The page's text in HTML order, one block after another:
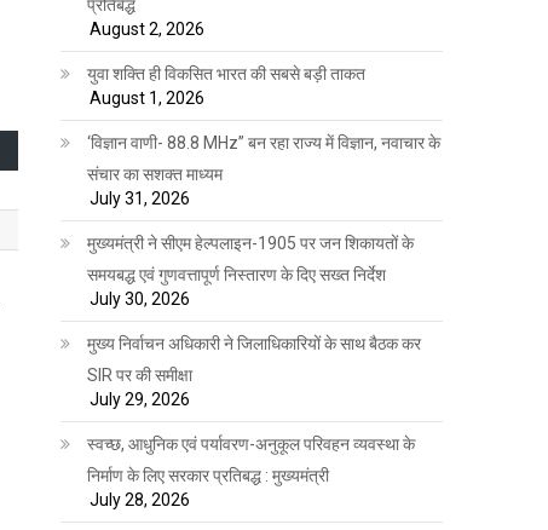
प्रतिबद्ध
August 2, 2026
युवा शक्ति ही विकसित भारत की सबसे बड़ी ताकत
August 1, 2026
‘विज्ञान वाणी- 88.8 MHz” बन रहा राज्य में विज्ञान, नवाचार के
संचार का सशक्त माध्यम
July 31, 2026
मुख्यमंत्री ने सीएम हेल्पलाइन-1905 पर जन शिकायतों के
समयबद्ध एवं गुणवत्तापूर्ण निस्तारण के दिए सख्त निर्देश
July 30, 2026
मुख्य निर्वाचन अधिकारी ने जिलाधिकारियों के साथ बैठक कर
SIR पर की समीक्षा
July 29, 2026
स्वच्छ, आधुनिक एवं पर्यावरण-अनुकूल परिवहन व्यवस्था के
निर्माण के लिए सरकार प्रतिबद्ध : मुख्यमंत्री
July 28, 2026